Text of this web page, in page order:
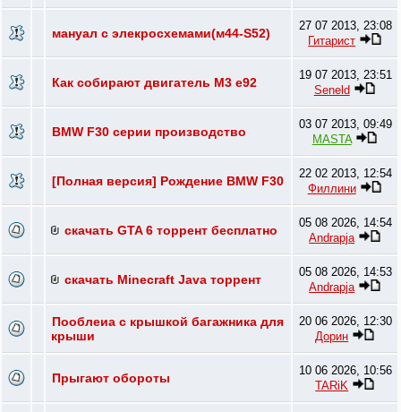
мануал с элекросхемами(м44-S52)
27 07 2013, 23:08
Гитарист
Как собирают двигатель М3 е92
19 07 2013, 23:51
Seneld
BMW F30 серии производство
03 07 2013, 09:49
MASTA
[Полная версия] Рождение BMW F30
22 02 2013, 12:54
Филлини
скачать GTA 6 торрент бесплатно
05 08 2026, 14:54
Andrapja
скачать Minecraft Java торрент
05 08 2026, 14:53
Andrapja
Пооблеиа с крышкой багажника для
крыши
20 06 2026, 12:30
Дорин
Прыгают обороты
10 06 2026, 10:56
TARiK